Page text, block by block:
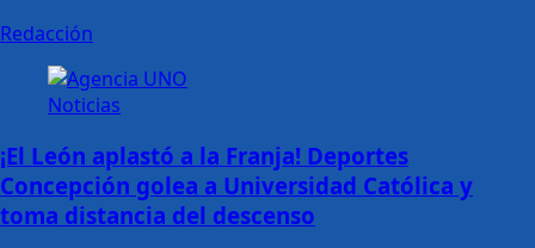
Redacción
Noticias
¡El León aplastó a la Franja! Deportes
Concepción golea a Universidad Católica y
toma distancia del descenso